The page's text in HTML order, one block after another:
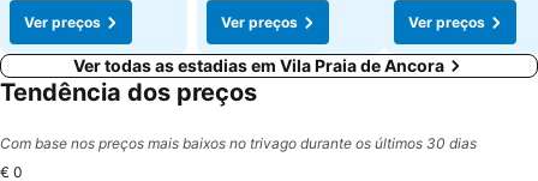
Ver preços
Ver preços
Ver preços
Ver todas as estadias em Vila Praia de Ancora
Tendência dos preços
Com base nos preços mais baixos no trivago durante os últimos 30 dias
€ 0